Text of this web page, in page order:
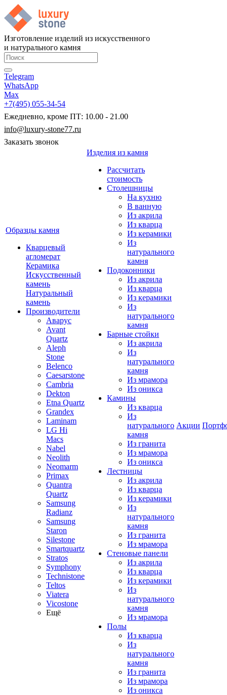
Изготовление изделий из искусственного
и натурального камня
Telegram
WhatsApp
Max
+7(495) 055-34-54
Ежедневно, кроме ПТ: 10.00 - 21.00
info@luxury-stone77.ru
Заказать звонок
Образцы камня
Кварцевый
агломерат
Керамика
Искусственный
камень
Натуральный
камень
Производители
Аварус
Avant
Quartz
Aleph
Stone
Belenco
Caesarstone
Cambria
Dekton
Etna Quartz
Grandex
Laminam
LG Hi
Macs
Nabel
Neolith
Neomarm
Primax
Quantra
Quartz
Samsung
Radianz
Samsung
Staron
Silestone
Smartquartz
Stratos
Symphony
Technistone
Teltos
Viatera
Vicostone
Ещё
Изделия из камня
Рассчитать
стоимость
Столешницы
На кухню
В ванную
Из акрила
Из кварца
Из керамики
Из
натурального
камня
Подоконники
Из акрила
Из кварца
Из керамики
Из
натурального
камня
Барные стойки
Из акрила
Из
натурального
камня
Из мрамора
Из оникса
Камины
Из кварца
Из
натурального
камня
Из гранита
Из мрамора
Из оникса
Лестницы
Из акрила
Из кварца
Из керамики
Из
натурального
камня
Из гранита
Из мрамора
Стеновые панели
Из акрила
Из кварца
Из керамики
Из
натурального
камня
Из мрамора
Полы
Из кварца
Из
натурального
камня
Из гранита
Из мрамора
Из оникса
Акции